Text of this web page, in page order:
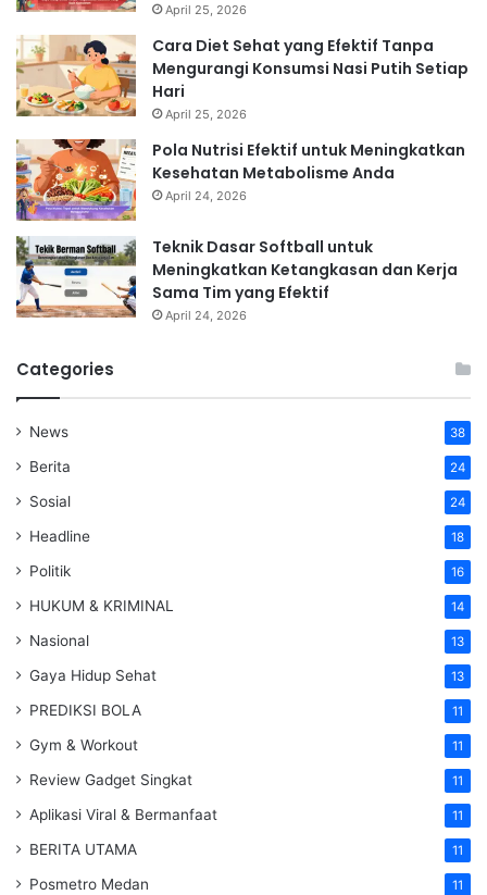
April 25, 2026
Cara Diet Sehat yang Efektif Tanpa
Mengurangi Konsumsi Nasi Putih Setiap
Hari
April 25, 2026
Pola Nutrisi Efektif untuk Meningkatkan
Kesehatan Metabolisme Anda
April 24, 2026
Teknik Dasar Softball untuk
Meningkatkan Ketangkasan dan Kerja
Sama Tim yang Efektif
April 24, 2026
Categories
News 38
Berita 24
Sosial 24
Headline 18
Politik 16
HUKUM & KRIMINAL 14
Nasional 13
Gaya Hidup Sehat 13
PREDIKSI BOLA 11
Gym & Workout 11
Review Gadget Singkat 11
Aplikasi Viral & Bermanfaat 11
BERITA UTAMA 11
Posmetro Medan 11